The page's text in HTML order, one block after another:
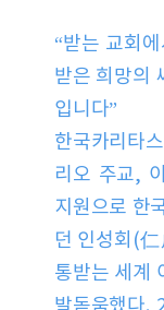
“받는 교회
받은 희망의
입니다”
한국카리타
리오 주교,
지원으로 한
던 인성회(
통받는 세계